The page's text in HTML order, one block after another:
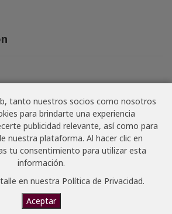
tanto nuestros socios como nosotros
para brindarte una experiencia
publicidad relevante, así como para
nuestra plataforma. Al hacer clic en
tu consentimiento para utilizar esta
información.
en nuestra Política de Privacidad.
Aceptar
2006-2026 · Todos los derechos
Website creado por